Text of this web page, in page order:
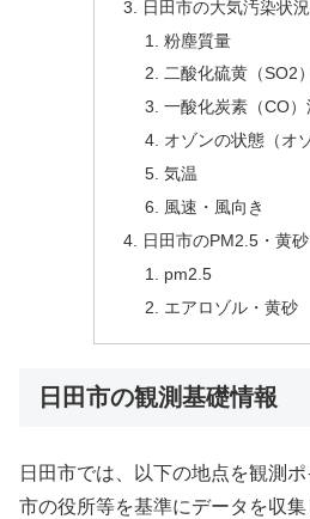
日田市の大気汚染状況
粉塵質量
二酸化硫黄（SO2
一酸化炭素（CO）
オゾンの状態（オ
気温
風速・風向き
日田市のPM2.5・黄
pm2.5
エアロゾル・黄砂
日田市の観測基礎情報
日田市では、以下の地点を観測
市の役所等を基準にデータを収集